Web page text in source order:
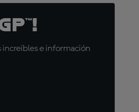
increíbles e información